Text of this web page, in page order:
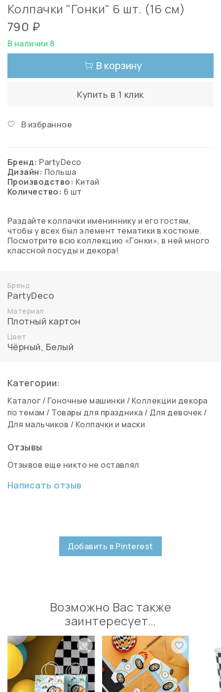
Колпачки "Гонки" 6 шт. (16 см)
790 ₽
В наличии 8
В корзину
Купить в 1 клик
В избранное
Бренд: PartyDeco
Дизайн: Польша
Производство: Китай
Количество: 6 шт
Раздайте колпачки имениннику и его гостям,
чтобы у всех был элемент тематики в костюме.
Посмотрите всю коллекцию «Гонки», в ней много
классной посуды и декора!
Бренд
PartyDeco
Материал
Плотный картон
Цвет
Чёрный, Белый
Категории:
Каталог / Гоночные машинки / Коллекции декора
по темам / Товары для праздника / Для девочек /
Для мальчиков / Колпачки и маски
Отзывы
Отзывов еще никто не оставлял
Написать отзыв
Добавить в Pinterest
Возможно Вас также
заинтересует…